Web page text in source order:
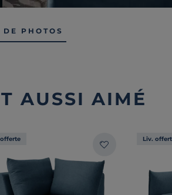
PHOTOS
AUSSI AIMÉ
Liv.